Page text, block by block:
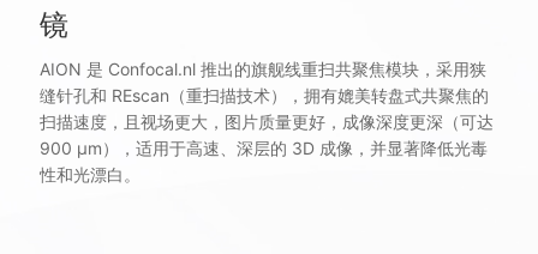
镜
AION 是 Confocal.nl 推出的旗舰线重扫共聚焦模块，采用狭
缝针孔和 REscan（重扫描技术），拥有媲美转盘式共聚焦的
扫描速度，且视场更大，图片质量更好，成像深度更深（可达
900 μm），适用于高速、深层的 3D 成像，并显著降低光毒
性和光漂白。